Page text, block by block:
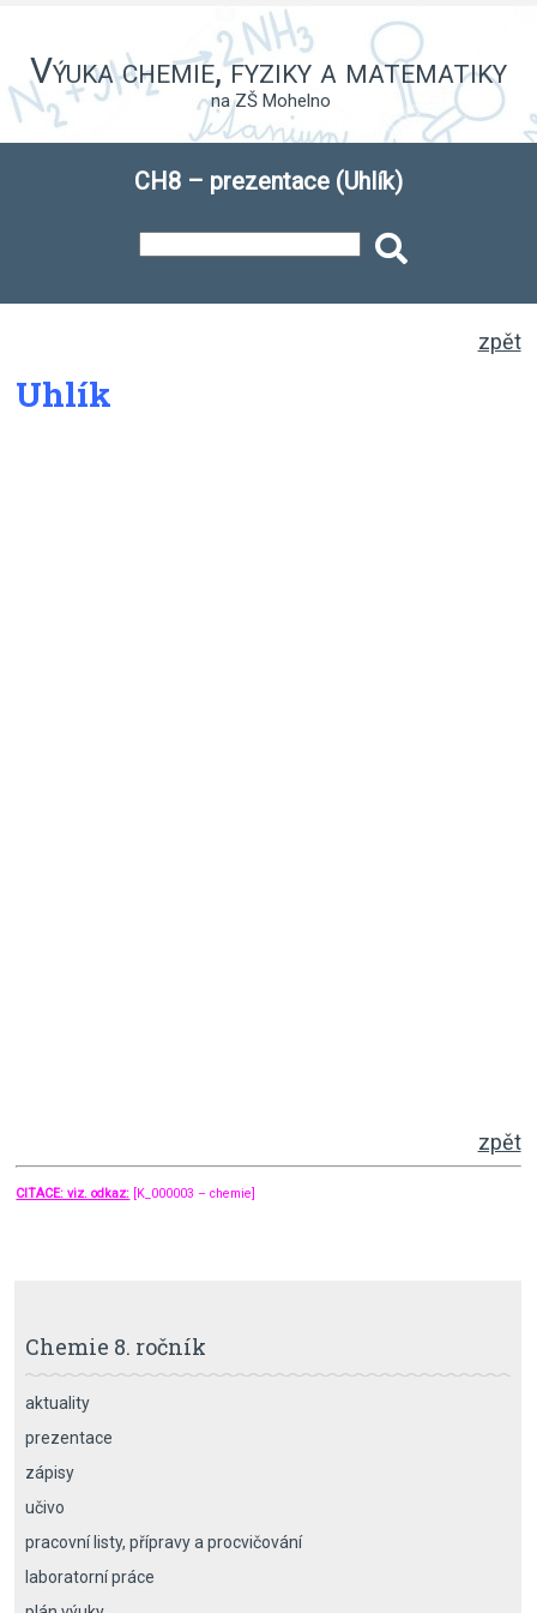
Výuka chemie, fyziky a matematiky
na ZŠ Mohelno
CH8 – prezentace (Uhlík)
zpět
Uhlík
zpět
CITACE: viz. odkaz: [K_000003 – chemie]
Chemie 8. ročník
aktuality
prezentace
zápisy
učivo
pracovní listy, přípravy a procvičování
laboratorní práce